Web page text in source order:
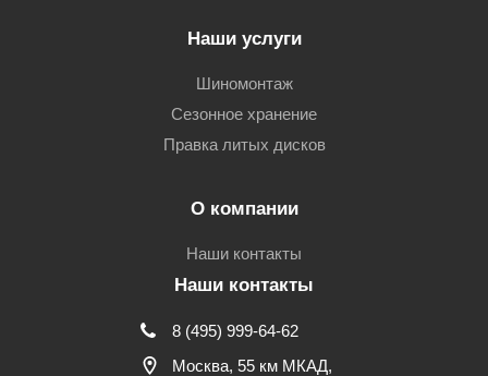
Наши услуги
Шиномонтаж
Сезонное хранение
Правка литых дисков
О компании
Наши контакты
Наши контакты
8 (495) 999-64-62
Москва, 55 км МКАД,